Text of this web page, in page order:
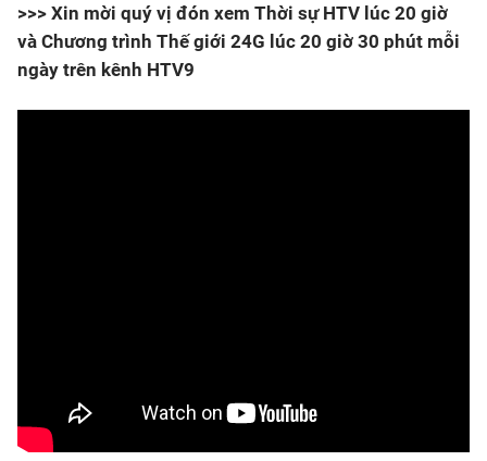
>>> Xin mời quý vị đón xem Thời sự HTV lúc 20 giờ
và Chương trình Thế giới 24G lúc 20 giờ 30 phút mỗi
ngày trên kênh HTV9